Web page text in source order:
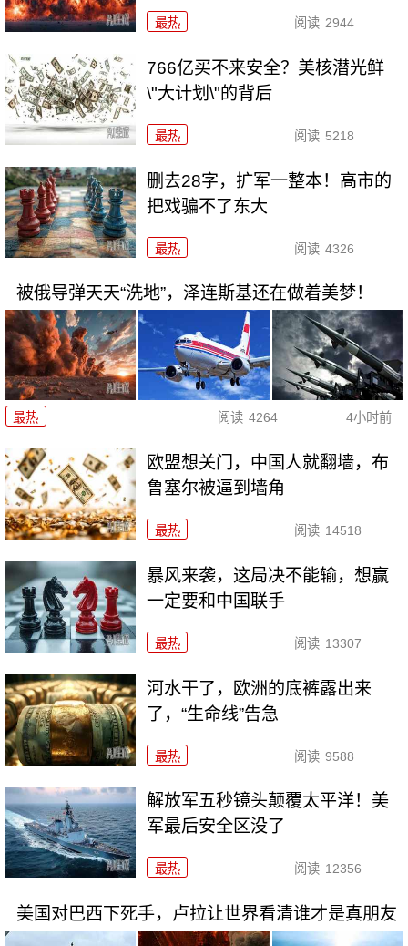
最热 阅读 2944
766亿买不来安全？美核潜光鲜
\"大计划\"的背后
最热 阅读 5218
删去28字，扩军一整本！高市的
把戏骗不了东大
最热 阅读 4326
被俄导弹天天“洗地”，泽连斯基还在做着美梦！
最热 阅读 4264 4小时前
欧盟想关门，中国人就翻墙，布
鲁塞尔被逼到墙角
最热 阅读 14518
暴风来袭，这局决不能输，想赢
一定要和中国联手
最热 阅读 13307
河水干了，欧洲的底裤露出来
了，“生命线”告急
最热 阅读 9588
解放军五秒镜头颠覆太平洋！美
军最后安全区没了
最热 阅读 12356
美国对巴西下死手，卢拉让世界看清谁才是真朋友